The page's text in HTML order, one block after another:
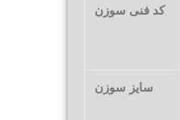
کد فنی سوزن
سایز سوزن